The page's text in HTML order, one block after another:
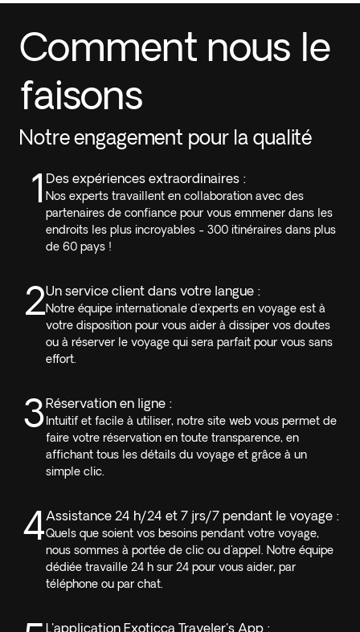
Comment nous le
faisons
Notre engagement pour la qualité
1 Des expériences extraordinaires :
Nos experts travaillent en collaboration avec des
partenaires de confiance pour vous emmener dans les
endroits les plus incroyables - 300 itinéraires dans plus
de 60 pays !
2Un service client dans votre langue :
Notre équipe internationale d'experts en voyage est à
votre disposition pour vous aider à dissiper vos doutes
ou à réserver le voyage qui sera parfait pour vous sans
effort.
3Réservation en ligne :
Intuitif et facile à utiliser, notre site web vous permet de
faire votre réservation en toute transparence, en
affichant tous les détails du voyage et grâce à un
simple clic.
4Assistance 24 h/24 et 7 jrs/7 pendant le voyage :
Quels que soient vos besoins pendant votre voyage,
nous sommes à portée de clic ou d'appel. Notre équipe
dédiée travaille 24 h sur 24 pour vous aider, par
téléphone ou par chat.
L'application Exoticca Traveler's App :